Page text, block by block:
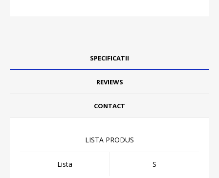
SPECIFICATII
REVIEWS
CONTACT
LISTA PRODUS
Lista S